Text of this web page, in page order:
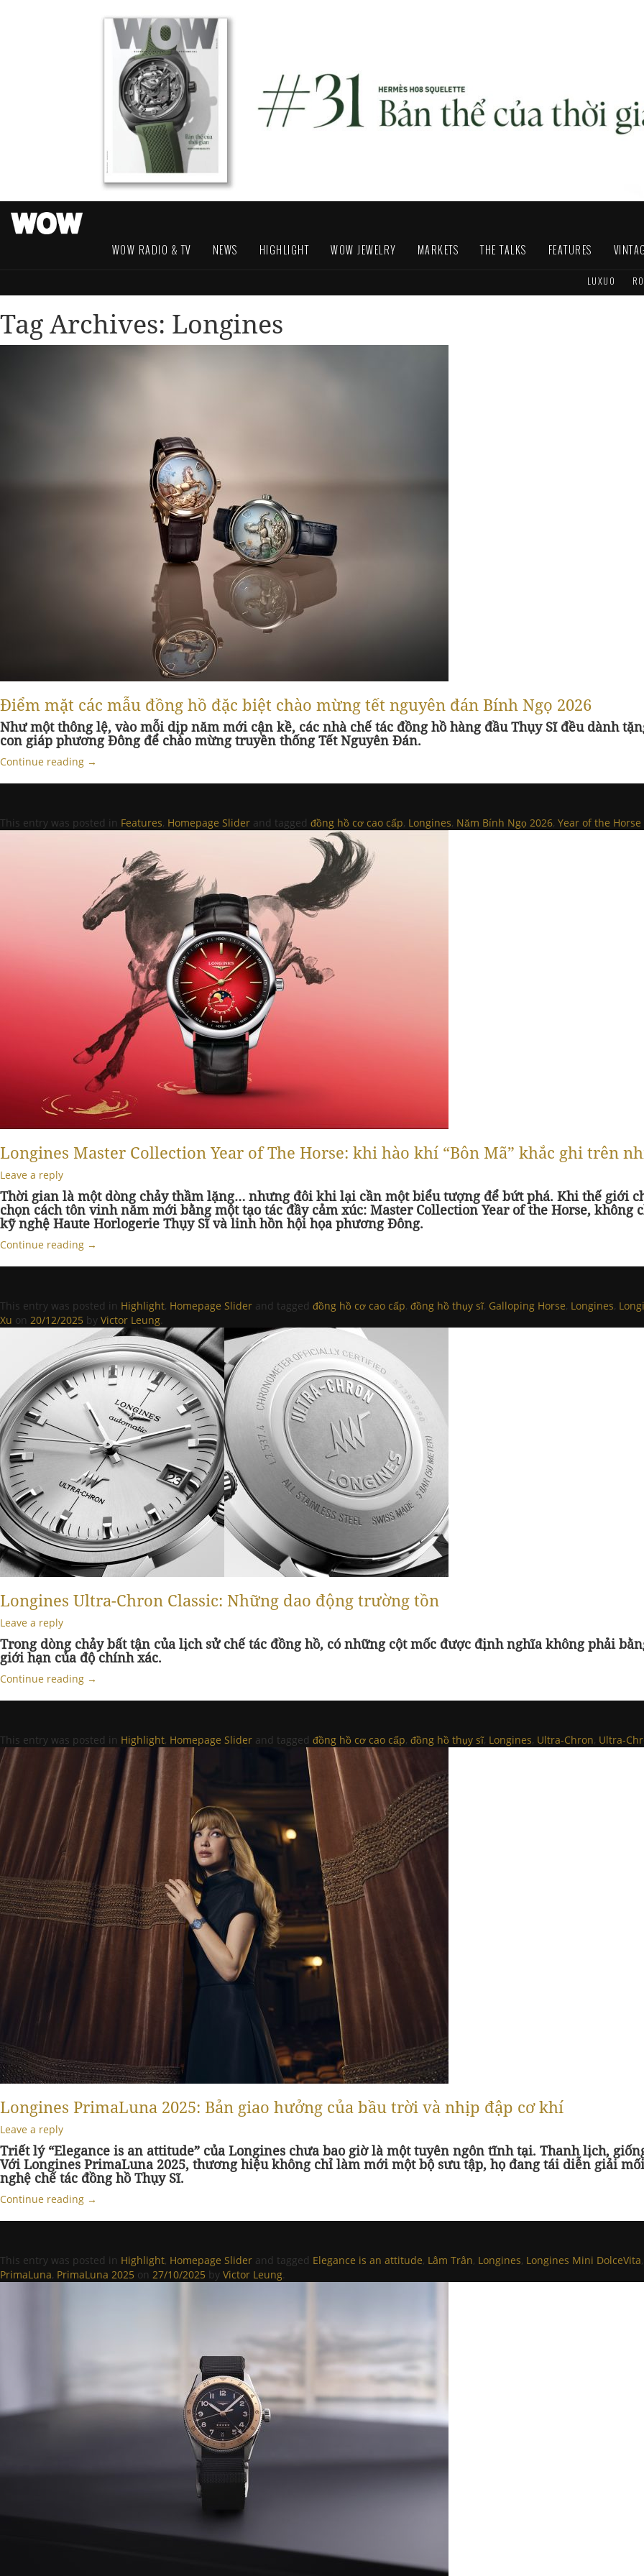
WOW RADIO & TV NEWS HIGHLIGHT WOW JEWELRY MARKETS THE TALKS FEATURES
LUXUO
Tag Archives: Longines
Điểm mặt các mẫu đồng hồ đặc biệt chào mừng tết nguyên đán Bính Ngọ 2026
Như một thông lệ, vào mỗi dịp năm mới cận kề, các nhà chế tác đồng hồ hàng đầu Thụy Sĩ đều dành
con giáp phương Đông để chào mừng truyền thống Tết Nguyên Đán.
Continue reading →
This entry was posted in Features, Homepage Slider and tagged đồng hồ cơ cao cấp, Longines, Năm Bính Ngọ 2026, Year of the Horse
Longines Master Collection Year of The Horse: khi hào khí “Bôn Mã” khắc ghi trên
Leave a reply
Thời gian là một dòng chảy thầm lặng… nhưng đôi khi lại cần một biểu tượng để bứt phá. Khi thế giới
chọn cách tôn vinh năm mới bằng một tạo tác đầy cảm xúc: Master Collection Year of the Horse,
kỹ nghệ Haute Horlogerie Thụy Sĩ và linh hồn hội họa phương Đông.
Continue reading →
This entry was posted in Highlight, Homepage Slider and tagged đồng hồ cơ cao cấp, đồng hồ thụy sĩ, Galloping Horse, Longines,
Xu on 20/12/2025 by Victor Leung.
Longines Ultra-Chron Classic: Những dao động trường tồn
Leave a reply
Trong dòng chảy bất tận của lịch sử chế tác đồng hồ, có những cột mốc được định nghĩa không phải
giới hạn của độ chính xác.
Continue reading →
This entry was posted in Highlight, Homepage Slider and tagged đồng hồ cơ cao cấp, đồng hồ thụy sĩ, Longines, Ultra-Chron, Ultra-
Longines PrimaLuna 2025: Bản giao hưởng của bầu trời và nhịp đập cơ khí
Leave a reply
Triết lý “Elegance is an attitude” của Longines chưa bao giờ là một tuyên ngôn tĩnh tại. Thanh lịch,
Với Longines PrimaLuna 2025, thương hiệu không chỉ làm mới một bộ sưu tập, họ đang tái diễn giải
nghệ chế tác đồng hồ Thụy Sĩ.
Continue reading →
This entry was posted in Highlight, Homepage Slider and tagged Elegance is an attitude, Lâm Trân, Longines, Longines Mini DolceVita,
PrimaLuna, PrimaLuna 2025 on 27/10/2025 by Victor Leung.